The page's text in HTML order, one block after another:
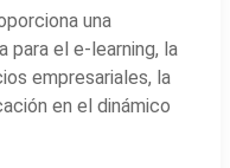
una
para el e-learning, la
empresariales, la
en el dinámico